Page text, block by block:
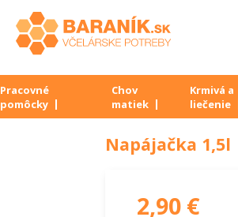
Pracovné
pomôcky
Chov
matiek
Krmivá a
liečenie
Napájačka 1,5l
2,90 €